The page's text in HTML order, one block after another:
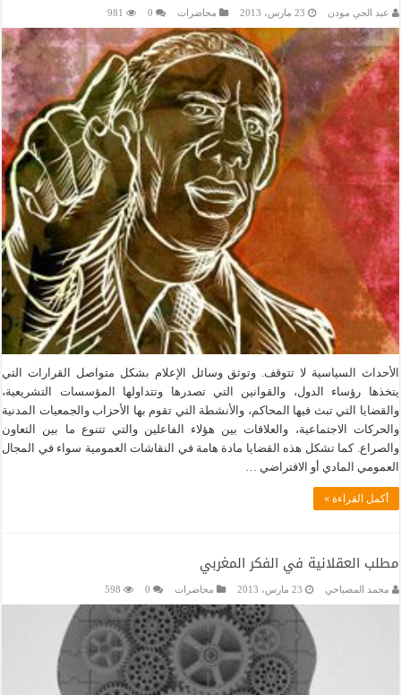
عبد الحي مودن 23 مارس، 2013 محاضرات 0
981
الأحداث السياسية لا تتوقف. وتوثق وسائل الإعلام بشكل متواصل القرارات التي
يتخذها رؤساء الدول، والقوانين التي تصدرها وتتداولها المؤسسات التشريعية،
والقضايا التي تبث فيها المحاكم، والأنشطة التي تقوم بها الأحزاب والجمعيات المدنية
والحركات الاجتماعية، والعلاقات بين هؤلاء الفاعلين والتي تتنوع ما بين التعاون
والصراع. كما تشكل هذه القضايا مادة هامة في النقاشات العمومية سواء في المجال
العمومي المادي أو الافتراضي …
أكمل القراءة »
مطلب العقلانية في الفكر المغربي
محمد المصباحي 23 مارس، 2013 محاضرات 0
598